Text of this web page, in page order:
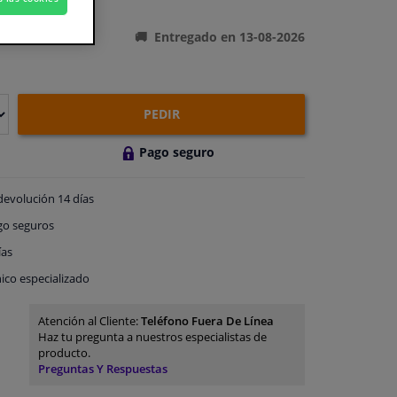
Entregado en 13-08-2026
PEDIR
Pago seguro
14 días
seguros
especializado
Atención al Cliente:Teléfono Fuera De Línea
Haz tu pregunta a nuestros especialistas de
producto.
Preguntas Y Respuestas